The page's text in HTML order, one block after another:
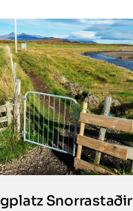
Snorrastaðir